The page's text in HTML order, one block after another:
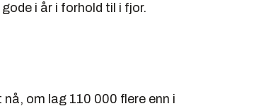
i år i forhold til i fjor.
om lag 110 000 flere enn i